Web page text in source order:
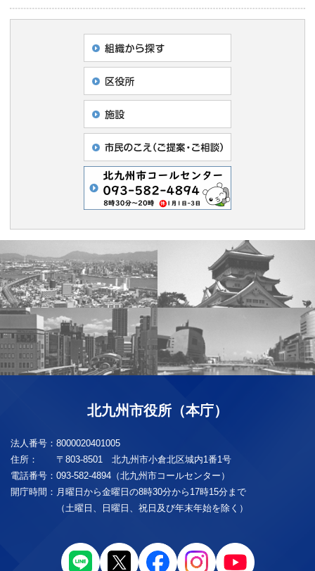
北九州市役所（本庁）
法人番号： 8000020401005
住所：
〒803-8501 北九州市小倉北区城内1番1号
電話番号： 093-582-4894（北九州市コールセンター）
開庁時間： 月曜日から金曜日の8時30分から17時15分まで
（土曜日、日曜日、祝日及び年末年始を除く）